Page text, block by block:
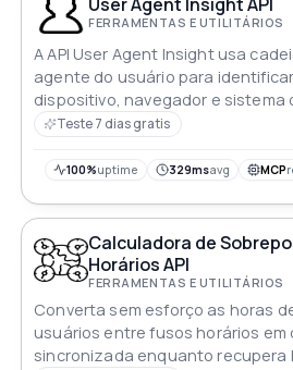
User Agent Insight API
FERRAMENTAS E UTILITÁRIOS
A API User Agent Insight usa
agente do usuário para
dispositivo, navegador e sistema
precisão
Teste 7 dias gratis
100%uptime 329msavg MCP
Calculadora de
Horários API
FERRAMENTAS E UTILITÁRIOS
Converta sem esforço as horas
usuários entre fusos horários em
sincronizada enquanto recupera